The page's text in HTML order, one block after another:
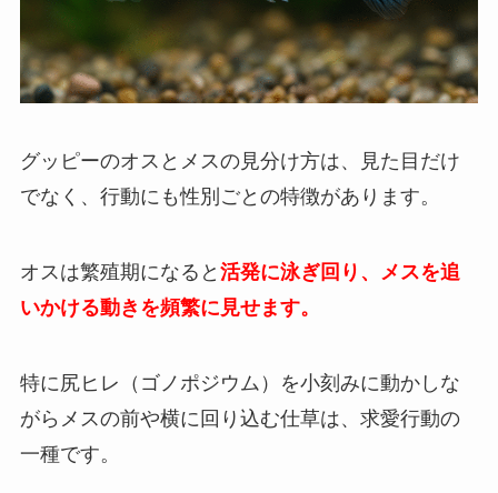
グッピーのオスとメスの見分け方は、見た目だけ
でなく、行動にも性別ごとの特徴があります。
オスは繁殖期になると 活発に泳ぎ回り、メスを追
いかける動きを頻繁に見せます。
特に尻ヒレ（ゴノポジウム）を小刻みに動かしな
がらメスの前や横に回り込む仕草は、求愛行動の
一種です。